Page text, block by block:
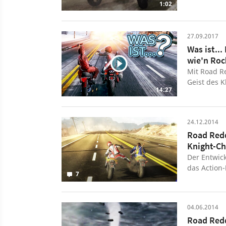
1:02
Road
Action-
Fahren mit
entwickelt.
14:27
27.09.2017
Was ist...
wie'n
Mit Road
Geist des
Chaos auf
Obermeier
Version,
sich mit
7
24.12.2014
Road
Knight-
Der
das
04.06.2014
Road